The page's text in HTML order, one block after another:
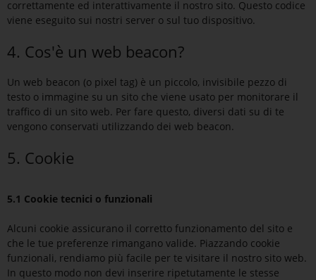
correttamente ed interattivamente il nostro sito. Questo codice
viene eseguito sui nostri server o sul tuo dispositivo.
4. Cos'è un web beacon?
Un web beacon (o pixel tag) è un piccolo, invisibile pezzo di
testo o immagine su un sito che viene usato per monitorare il
traffico di un sito web. Per fare questo, diversi dati su di te
vengono conservati utilizzando dei web beacon.
5. Cookie
5.1 Cookie tecnici o funzionali
Alcuni cookie assicurano il corretto funzionamento del sito e
che le tue preferenze rimangano valide. Piazzando cookie
funzionali, rendiamo più facile per te visitare il nostro sito web.
In questo modo non devi inserire ripetutamente le stesse